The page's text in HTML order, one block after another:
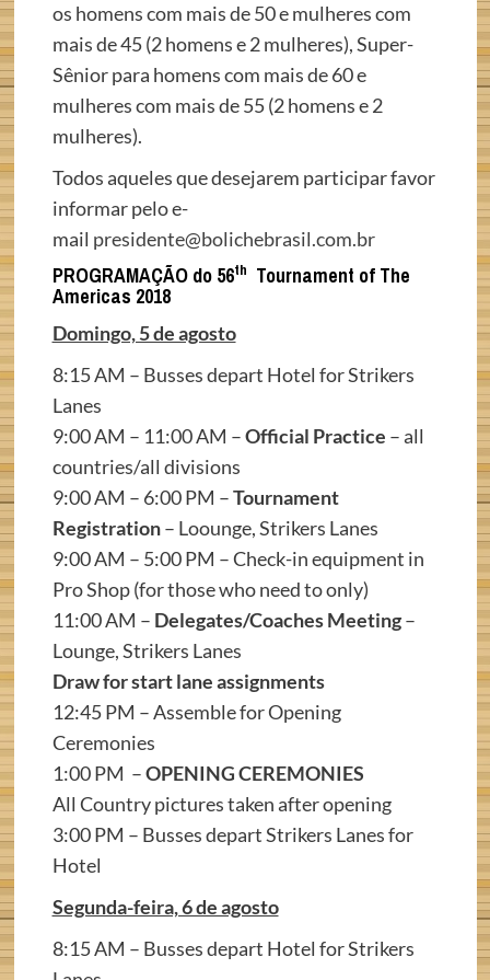
os homens com mais de 50 e mulheres com
mais de 45 (2 homens e 2 mulheres), Super-
Sênior para homens com mais de 60 e
mulheres com mais de 55 (2 homens e 2
mulheres).
Todos aqueles que desejarem participar favor
informar pelo e-
mail presidente@bolichebrasil.com.br
PROGRAMAÇÃO do 56th Tournament of The
Americas 2018
Domingo, 5 de agosto
8:15 AM – Busses depart Hotel for Strikers
Lanes
9:00 AM – 11:00 AM –Official Practice – all
countries/all divisions
9:00 AM – 6:00 PM –Tournament
Registration– Loounge, Strikers Lanes
9:00 AM – 5:00 PM – Check-in equipment in
Pro Shop (for those who need to only)
11:00 AM – Delegates/Coaches Meeting–
Lounge, Strikers Lanes
Draw for start lane assignments
12:45 PM – Assemble for Opening
Ceremonies
1:00 PM –OPENING CEREMONIES
All Country pictures taken after opening
3:00 PM – Busses depart Strikers Lanes for
Hotel
Segunda-feira, 6 de agosto
8:15 AM – Busses depart Hotel for Strikers